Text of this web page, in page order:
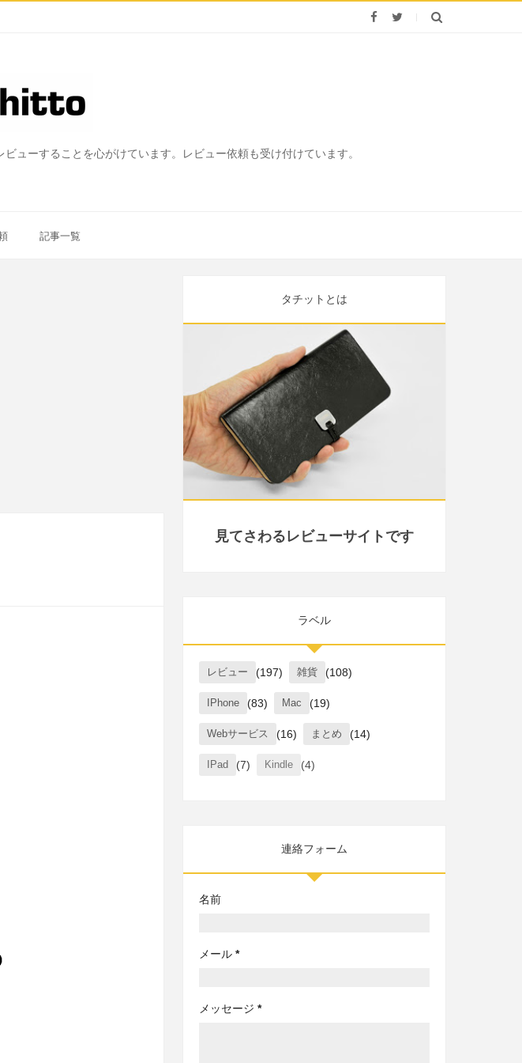
ューすることを心がけています。レビュー依頼も受け付けています。
記事一覧
タチットとは
見てさわるレビューサイトです
ラベル
レビュー (197) 雑貨 (108)
IPhone (83) Mac (19)
Webサービス (16) まとめ (14)
IPad (7) Kindle (4)
連絡フォーム
名前
メール *
メッセージ *